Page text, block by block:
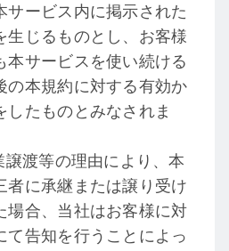
サービス内に掲示された
生じるものとし、お客様
本サービスを使い続ける
の本規約に対する有効か
したものとみなされま
渡等の理由により、本
者に承継または譲り受け
場合、当社はお客様に対
て告知を行うことによっ